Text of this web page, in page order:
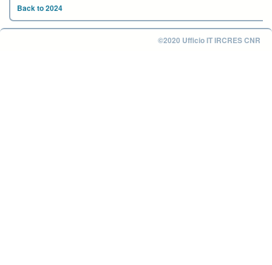
Back to 2024
©2020 Ufficio IT IRCRES CNR